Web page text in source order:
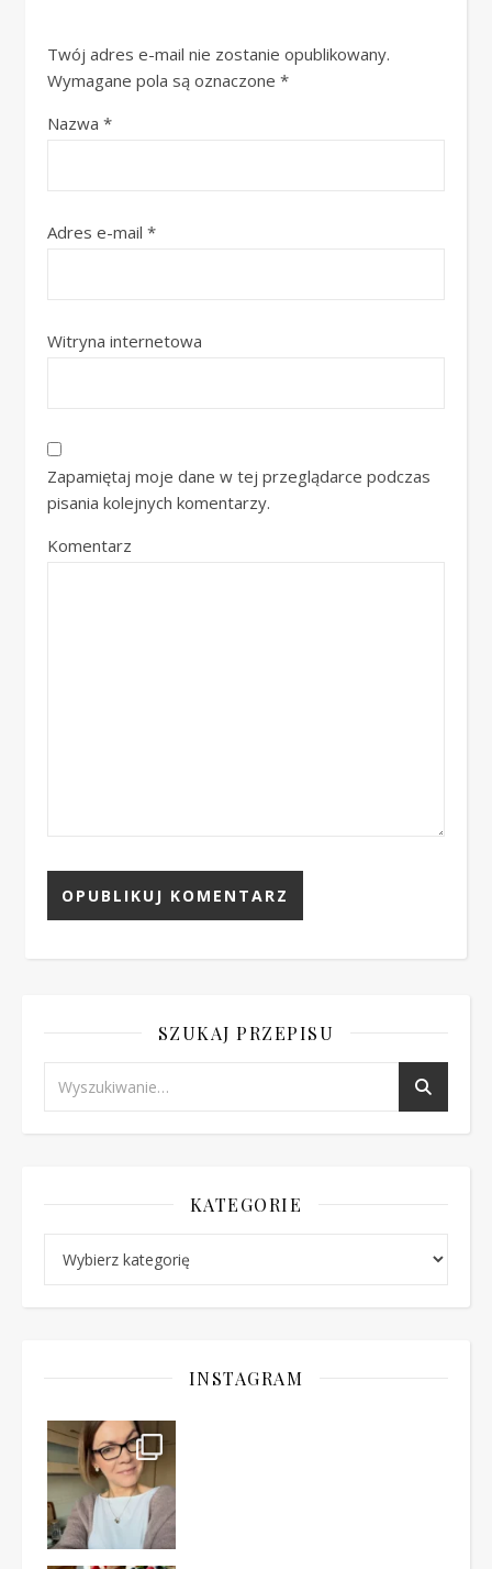
Twój adres e-mail nie zostanie opublikowany.
Wymagane pola są oznaczone *
Nazwa *
Adres e-mail *
Witryna internetowa
Zapamiętaj moje dane w tej przeglądarce podczas
pisania kolejnych komentarzy.
Komentarz
SZUKAJ PRZEPISU
KATEGORIE
INSTAGRAM